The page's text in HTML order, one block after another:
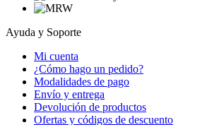
Ayuda y Soporte
Mi cuenta
¿Cómo hago un pedido?
Modalidades de pago
Envío y entrega
Devolución de productos
Ofertas y códigos de descuento